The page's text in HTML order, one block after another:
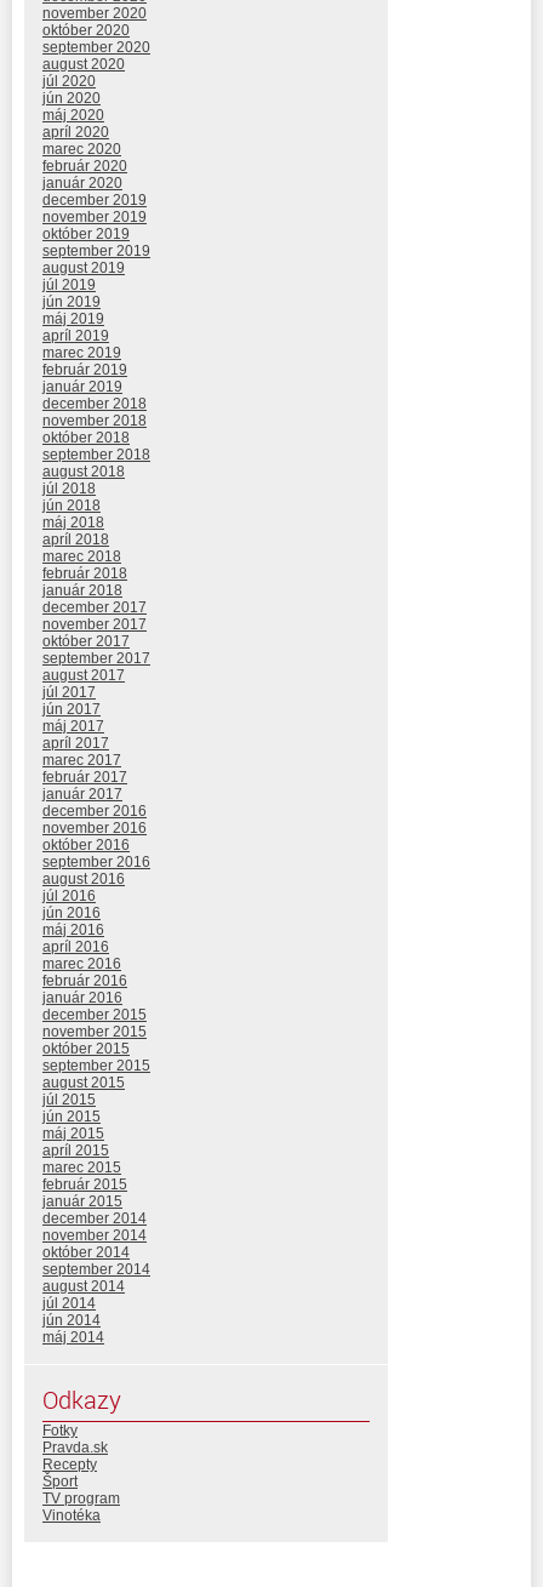
november 2020
október 2020
september 2020
august 2020
júl 2020
jún 2020
máj 2020
apríl 2020
marec 2020
február 2020
január 2020
december 2019
november 2019
október 2019
september 2019
august 2019
júl 2019
jún 2019
máj 2019
apríl 2019
marec 2019
február 2019
január 2019
december 2018
november 2018
október 2018
september 2018
august 2018
júl 2018
jún 2018
máj 2018
apríl 2018
marec 2018
február 2018
január 2018
december 2017
november 2017
október 2017
september 2017
august 2017
júl 2017
jún 2017
máj 2017
apríl 2017
marec 2017
február 2017
január 2017
december 2016
november 2016
október 2016
september 2016
august 2016
júl 2016
jún 2016
máj 2016
apríl 2016
marec 2016
február 2016
január 2016
december 2015
november 2015
október 2015
september 2015
august 2015
júl 2015
jún 2015
máj 2015
apríl 2015
marec 2015
február 2015
január 2015
december 2014
november 2014
október 2014
september 2014
august 2014
júl 2014
jún 2014
máj 2014
Odkazy
Fotky
Pravda.sk
Recepty
Šport
TV program
Vinotéka